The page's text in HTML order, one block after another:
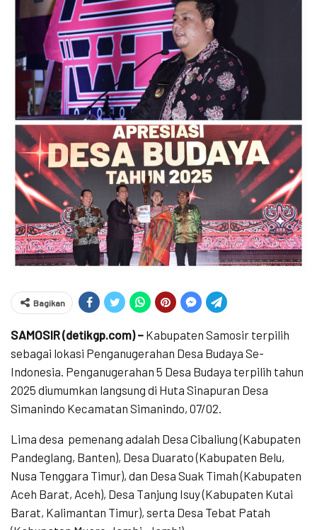
Bagikan
SAMOSIR (detikgp.com) – Kabupaten Samosir terpilih
sebagai lokasi Penganugerahan Desa Budaya Se-
Indonesia. Penganugerahan 5 Desa Budaya terpilih tahun
2025 diumumkan langsung di Huta Sinapuran Desa
Simanindo Kecamatan Simanindo, 07/02.
Lima desa pemenang adalah Desa Cibaliung (Kabupaten
Pandeglang, Banten), Desa Duarato (Kabupaten Belu,
Nusa Tenggara Timur), dan Desa Suak Timah (Kabupaten
Aceh Barat, Aceh), Desa Tanjung Isuy (Kabupaten Kutai
Barat, Kalimantan Timur), serta Desa Tebat Patah